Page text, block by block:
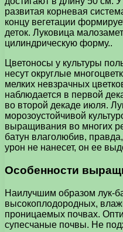
развитая корневая
концу вегетации
деток. Луковица
цилиндрическую форму..
Цветоносы у культуры
несут округлые
мелких невзрачных
наблюдается в первой
во второй декаде июля.
морозоустойчивой
выращивания во многих
батун влаголюбив,
урон не нанесет, он ее
Особенности
Наилучшим образом лук-
высокоплодородных,
проницаемых почвах.
супесчаные почвы. Не